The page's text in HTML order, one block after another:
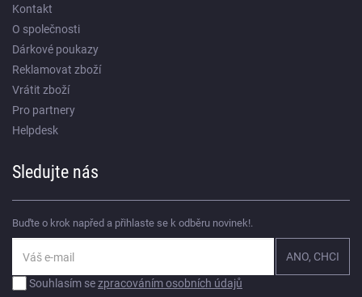
Kontakt
O společnosti
Dárkové poukazy
Reklamovat zboží
Vrátit zboží
Pro partnery
Helpdesk
Sledujte nás
Buďte o krok napřed a přihlaste se k odběru novinek!.
Souhlasím sezpracováním osobních údajů